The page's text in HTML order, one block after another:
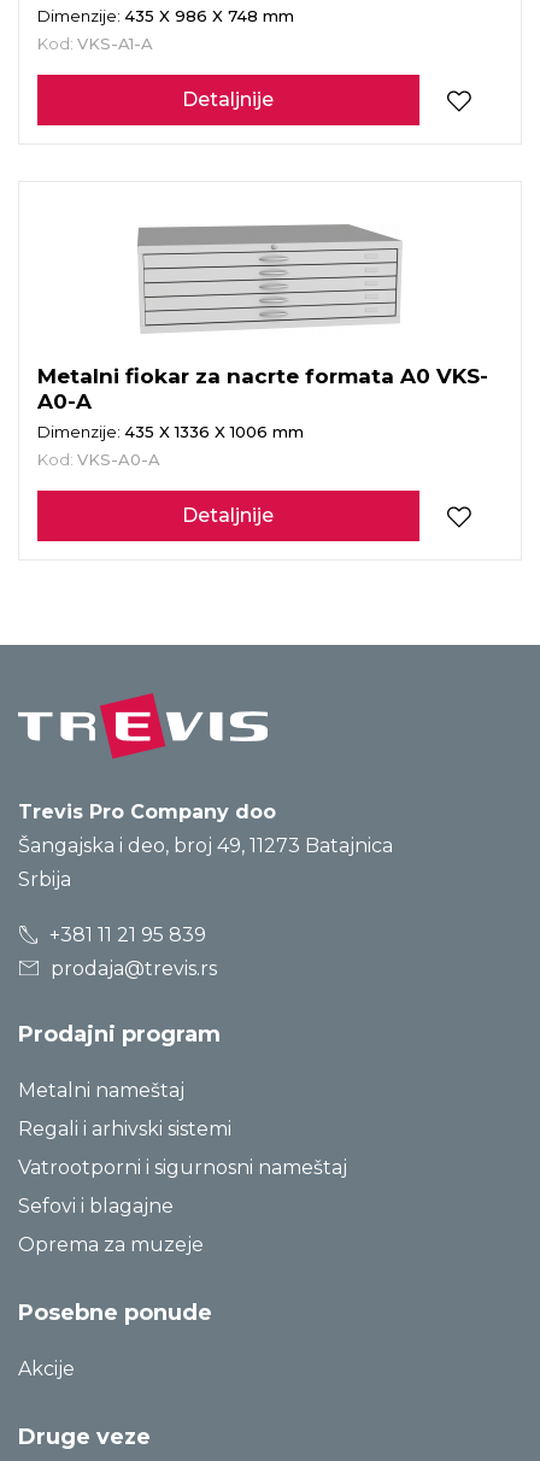
Dimenzije: 435 X 986 X 748 mm
Kod: VKS-A1-A
Detaljnije
Metalni fiokar za nacrte formata A0 VKS-
A0-A
Dimenzije: 435 X 1336 X 1006 mm
Kod: VKS-A0-A
Detaljnije
Trevis Pro Company doo
Šangajska i deo, broj 49, 11273 Batajnica
Srbija
+381 11 21 95 839
prodaja@trevis.rs
Prodajni program
Metalni nameštaj
Regali i arhivski sistemi
Vatrootporni i sigurnosni nameštaj
Sefovi i blagajne
Oprema za muzeje
Posebne ponude
Akcije
Druge veze